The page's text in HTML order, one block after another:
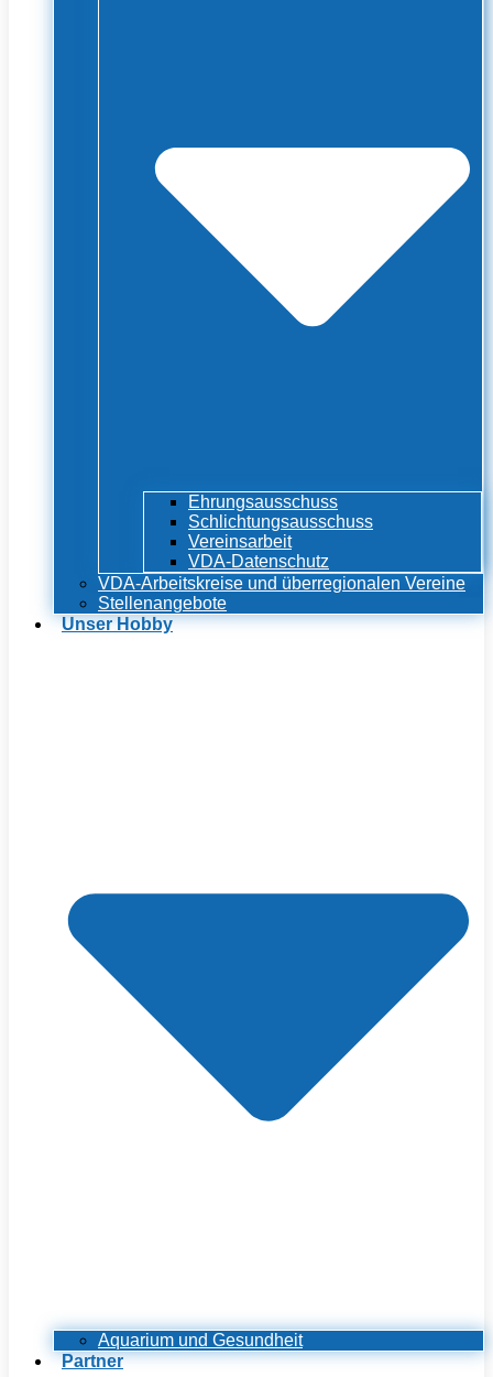
Ehrungsausschuss
Schlichtungsausschuss
Vereinsarbeit
VDA-Datenschutz
VDA-Arbeitskreise und überregionalen Vereine
Stellenangebote
Unser Hobby
Aquarium und Gesundheit
Partner